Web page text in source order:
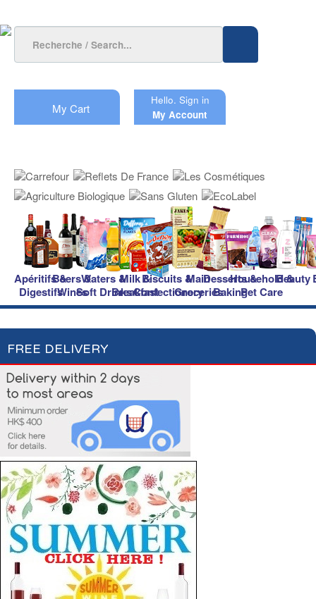
My Cart
Hello. Sign in
My Account
Apéritifs &
Digestifs
Beers &
Wines
Waters &
Soft Drinks
Milk &
Breakfast
Biscuits &
Confectionery
Main
Groceries
Desserts &
Baking
Household &
Pet Care
Beauty
FREE DELIVERY